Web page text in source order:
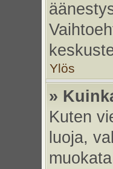
Ylös
»
Kuten
luoja,